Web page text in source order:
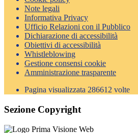
Note legali
Informativa Privacy
Ufficio Relazioni con il Pubblico
Dichiarazione di accessibilità
Obiettivi di accessibilità
Whistleblowing
Gestione consensi cookie
Amministrazione trasparente
Pagina visualizzata 286612 volte
Sezione Copyright